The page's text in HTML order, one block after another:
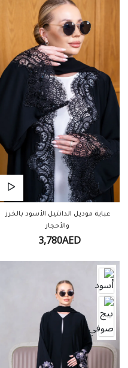
عباية موديل الدانتيل الأسود بالخرز
والأحجار
3,780AED